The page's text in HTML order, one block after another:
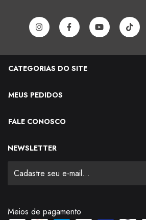
CATEGORIAS DO SITE
MEUS PEDIDOS
FALE CONOSCO
NEWSLETTER
Meios de pagamento